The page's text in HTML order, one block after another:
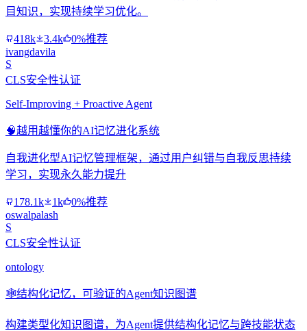
目知识，实现持续学习优化。
418k 3.4k
0%推荐
ivangdavila
S
CLS安全性认证
Self-Improving + Proactive Agent
🧠越用越懂你的AI记忆进化系统
自我进化型AI记忆管理框架，通过用户纠错与自我反思持续
学习，实现永久能力提升
178.1k 1k
0%推荐
oswalpalash
S
CLS安全性认证
ontology
🕸️结构化记忆，可验证的Agent知识图谱
构建类型化知识图谱，为Agent提供结构化记忆与跨技能状态